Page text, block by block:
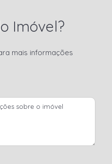
Imóvel?
mais informações